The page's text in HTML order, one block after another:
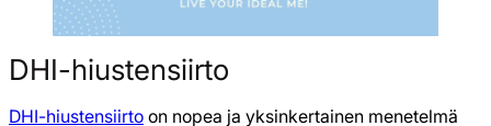
DHI-hiustensiirto
DHI-hiustensiirto on nopea ja yksinkertainen menetelmä